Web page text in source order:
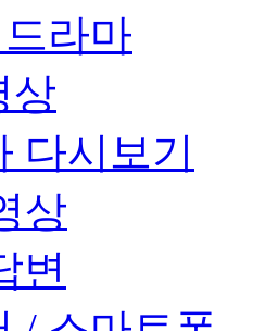
라마
상
다시보기
상
변